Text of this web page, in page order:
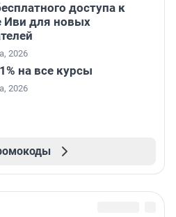
доступа к
Иви для новых
2026
на все курсы
2026